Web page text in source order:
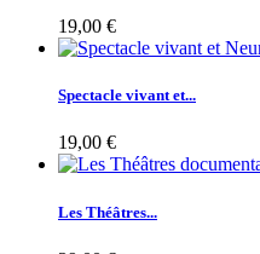
19,00 €
Spectacle vivant et...
19,00 €
Les Théâtres...